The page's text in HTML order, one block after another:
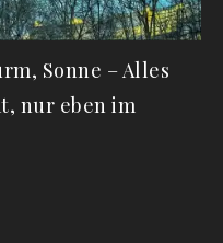
Sonne – Alles
nur eben im